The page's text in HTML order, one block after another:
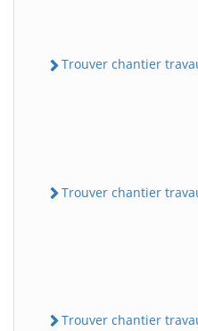
Trouver chantier
Trouver chantier
Trouver chantier